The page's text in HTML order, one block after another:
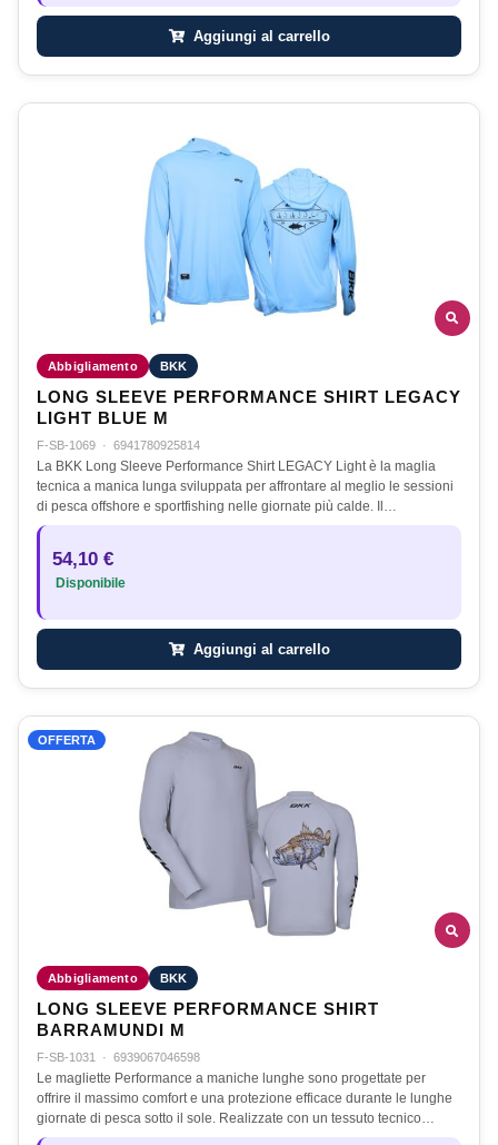
Aggiungi al carrello
Abbigliamento BKK
LONG SLEEVE PERFORMANCE SHIRT LEGACY
LIGHT BLUE M
F-SB-1069 · 6941780925814
La BKK Long Sleeve Performance Shirt LEGACY Light è la maglia
tecnica a manica lunga sviluppata per affrontare al meglio le sessioni
di pesca offshore e sportfishing nelle giornate più calde. Il…
54,10 €
Disponibile
Aggiungi al carrello
OFFERTA
Abbigliamento BKK
LONG SLEEVE PERFORMANCE SHIRT
BARRAMUNDI M
F-SB-1031 · 6939067046598
Le magliette Performance a maniche lunghe sono progettate per
offrire il massimo comfort e una protezione efficace durante le lunghe
giornate di pesca sotto il sole. Realizzate con un tessuto tecnico…